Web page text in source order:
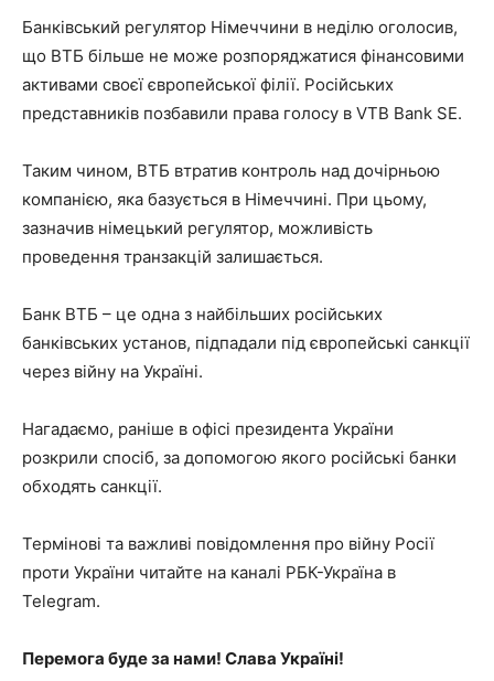
Банківський регулятор Німеччини в неділю оголосив,
що ВТБ більше не може розпоряджатися фінансовими
активами своєї європейської філії. Російських
представників позбавили права голосу в VTB Bank SE.
Таким чином, ВТБ втратив контроль над дочірньою
компанією, яка базується в Німеччині. При цьому,
зазначив німецький регулятор, можливість
проведення транзакцій залишається.
Банк ВТБ – це одна з найбільших російських
банківських установ, підпадали під європейські санкції
через війну на Україні.
Нагадаємо, раніше в офісі президента України
розкрили спосіб, за допомогою якого російські банки
обходять санкції.
Термінові та важливі повідомлення про війну Росії
проти України читайте на каналі РБК-Україна в
Telegram.
Перемога буде за нами! Слава Україні!